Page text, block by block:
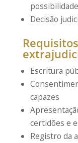
Decisão
Escritura
capazes
certidões e
Registro da